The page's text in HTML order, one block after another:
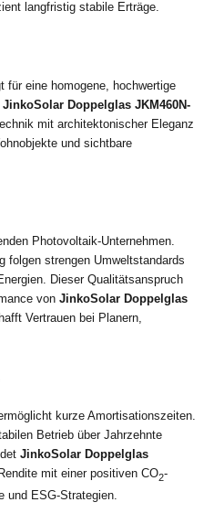
langfristig stabile Erträge.
für eine homogene, hochwertige
JinkoSolar Doppelglas JKM460N-
mit architektonischer Eleganz
und sichtbare
Photovoltaik-Unternehmen.
folgen strengen Umweltstandards
Dieser Qualitätsanspruch
von JinkoSolar Doppelglas
Vertrauen bei Planern,
kurze Amortisationszeiten.
Betrieb über Jahrzehnte
JinkoSolar Doppelglas
mit einer positiven CO2-
und ESG-Strategien.